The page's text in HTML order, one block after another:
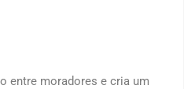
entre moradores e cria um